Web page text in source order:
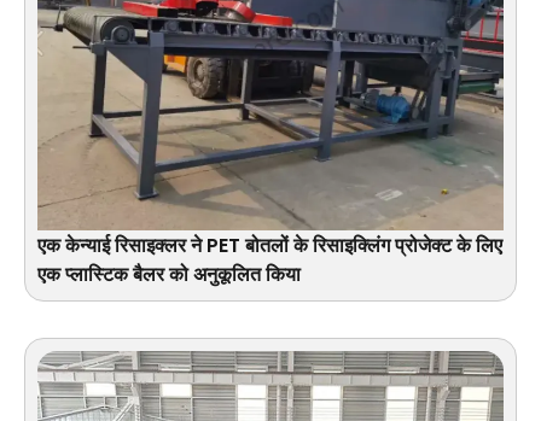
एक केन्याई रिसाइक्लर ने PET बोतलों के रिसाइक्लिंग प्रोजेक्ट के लिए
एक प्लास्टिक बैलर को अनुकूलित किया